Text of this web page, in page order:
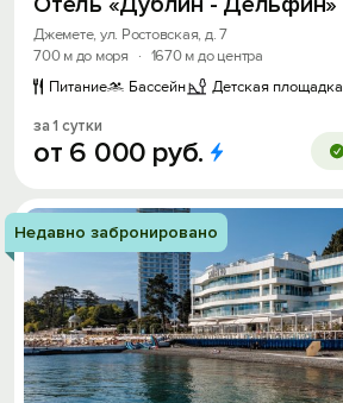
Джемете, ул. Ростовская, д. 7
700 м до моря
· 1670 м до центра
Питание
Бассейн Детская площадка
за 1 сутки
от 6 000 руб.
Недавно забронировано